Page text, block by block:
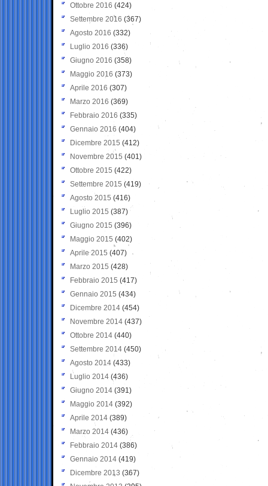
Ottobre 2016 (424)
Settembre 2016 (367)
Agosto 2016 (332)
Luglio 2016 (336)
Giugno 2016 (358)
Maggio 2016 (373)
Aprile 2016 (307)
Marzo 2016 (369)
Febbraio 2016 (335)
Gennaio 2016 (404)
Dicembre 2015 (412)
Novembre 2015 (401)
Ottobre 2015 (422)
Settembre 2015 (419)
Agosto 2015 (416)
Luglio 2015 (387)
Giugno 2015 (396)
Maggio 2015 (402)
Aprile 2015 (407)
Marzo 2015 (428)
Febbraio 2015 (417)
Gennaio 2015 (434)
Dicembre 2014 (454)
Novembre 2014 (437)
Ottobre 2014 (440)
Settembre 2014 (450)
Agosto 2014 (433)
Luglio 2014 (436)
Giugno 2014 (391)
Maggio 2014 (392)
Aprile 2014 (389)
Marzo 2014 (436)
Febbraio 2014 (386)
Gennaio 2014 (419)
Dicembre 2013 (367)